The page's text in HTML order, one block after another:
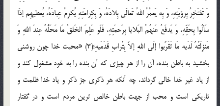
وَ تَفتَخِرُ بِرؤیَتِهِ، وَ بِه یَعمُرُ اللهُ تَعالَی بِلادَهُ، وَ بِکِرامَتِهِ یُکرِمُ عِبادَهُ، یُعطیهِم إذَا
سَألُوا بِحَقِّهِ، وَ یَدفَعُ عَنهُمُ البَلایا بِرَحمَتِهِ، فَلَو عَلِمَ الخَلقُ مَا مَحَلُّهُ عِندَ اللهِ وَ
مَنزِلَتُهُ لَدَیه مَا تَقَرَّبوا إلَی اللهِ إلاّ بِتُرابِ قَدَمَیهِ؛(3) «محبت خدا چون روشنی
بخشید به باطن بنده، آن را از هر چیزی که آن بنده را به خود مشغول کند و
از یاد غیر خدا خالی گرداند، چه آنکه هر ذکری جز ذکر و یاد خدا ظلمت و
تاریکی است و محب از جهت باطن خالص ترین مردم است و در گفتار